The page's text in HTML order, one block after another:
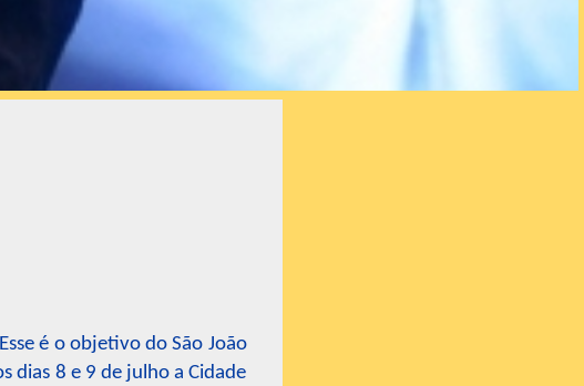
é o objetivo do São João
dias 8 e 9 de julho a Cidade